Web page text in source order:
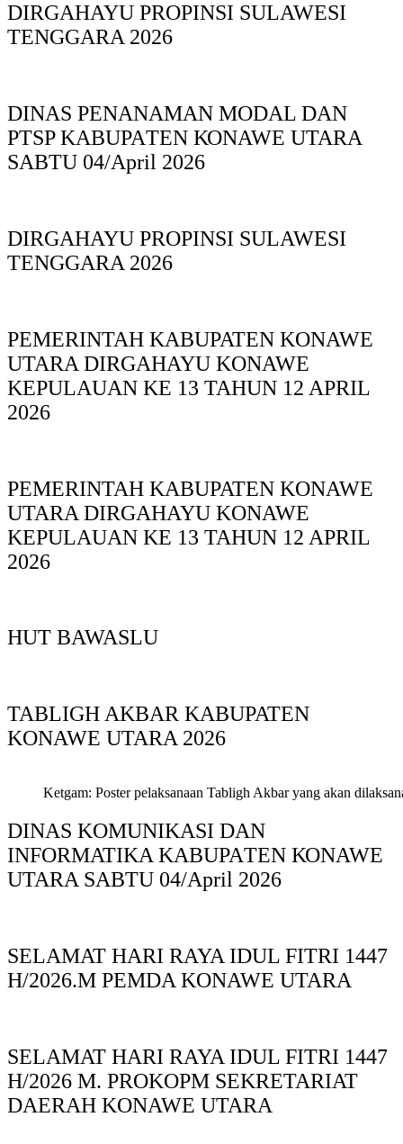
DIRGAHAYU PROPINSI SULAWESI
TENGGARA 2026
DINAS PΕΝΑΝΑΜAN MODAL DAN
PTSP KABUPAΤΕΝ ΚΟNAWE UTARA
SABTU 04/April 2026
DIRGAHAYU PROPINSI SULAWESI
TENGGARA 2026
PEMERINTAH KABUPATEN KONAWE
UTARA DIRGAHAYU KONAWE
KEPULAUAN KE 13 TAHUN 12 APRIL
2026
PEMERINTAH KABUPATEN KONAWE
UTARA DIRGAHAYU KONAWE
KEPULAUAN KE 13 TAHUN 12 APRIL
2026
HUT BAWASLU
TABLIGH AKBAR KABUPATEN
KONAWE UTARA 2026
Ketgam: Poster pelaksanaan Tabligh Akbar yang akan
DINAS KOMUNIKASI DAN
INFORMATIKA KABUPAΤΕΝ ΚΟNAWE
UTARA SABTU 04/April 2026
SELAMAT HARI RAYA IDUL FITRI 1447
H/2026.M PEMDA KONAWE UTARA
SELAMAT HARI RAYA IDUL FITRI 1447
H/2026 M. PROKOPM SEKRETARIAT
DAERAH KONAWE UTARA